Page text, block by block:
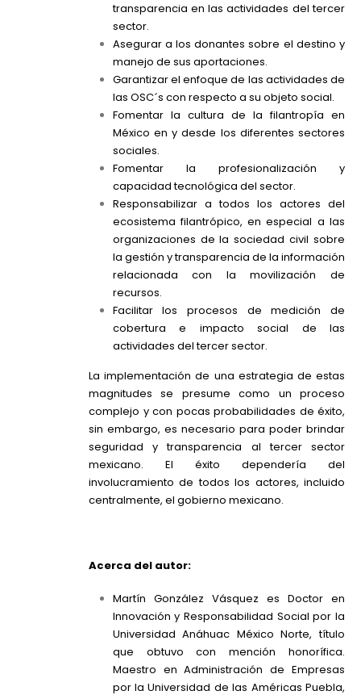
transparencia en las actividades del tercer
sector.
Asegurar a los donantes sobre el destino y
manejo de sus aportaciones.
Garantizar el enfoque de las actividades de
las OSC´s con respecto a su objeto social.
Fomentar la cultura de la filantropía en
México en y desde los diferentes sectores
sociales.
Fomentar la profesionalización y
capacidad tecnológica del sector.
Responsabilizar a todos los actores del
ecosistema filantrópico, en especial a las
organizaciones de la sociedad civil sobre
la gestión y transparencia de la información
relacionada con la movilización de
recursos.
Facilitar los procesos de medición de
cobertura e impacto social de las
actividades del tercer sector.
La implementación de una estrategia de estas
magnitudes se presume como un proceso
complejo y con pocas probabilidades de éxito,
sin embargo, es necesario para poder brindar
seguridad y transparencia al tercer sector
mexicano. El éxito dependería del
involucramiento de todos los actores, incluido
centralmente, el gobierno mexicano.
Acerca del autor:
Martín González Vásquez es Doctor en
Innovación y Responsabilidad Social por la
Universidad Anáhuac México Norte, título
que obtuvo con mención honorífica.
Maestro en Administración de Empresas
por la Universidad de las Américas Puebla,